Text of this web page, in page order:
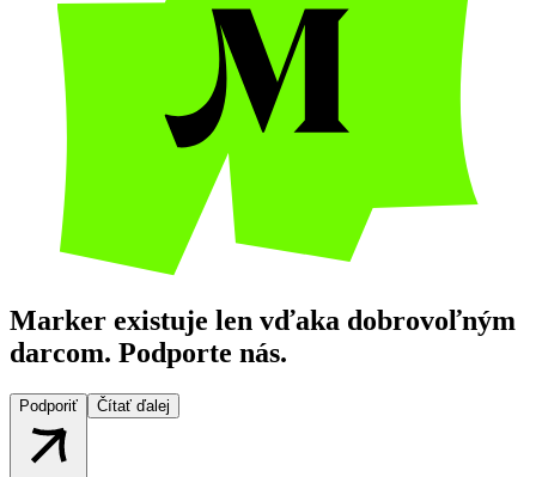
Marker existuje len vďaka dobrovoľným
darcom. Podporte nás.
Podporiť Čítať ďalej